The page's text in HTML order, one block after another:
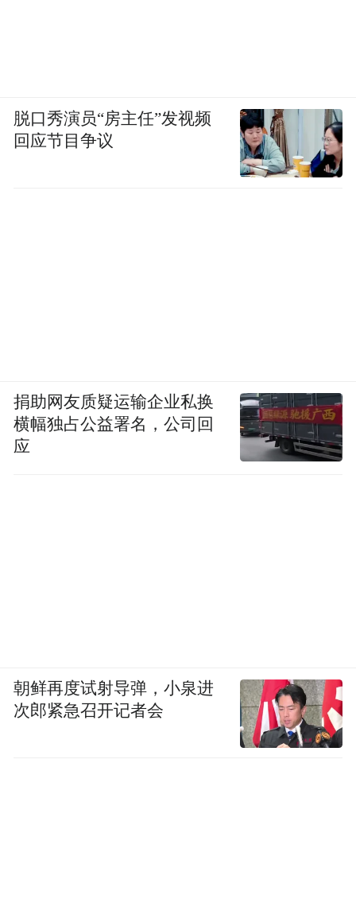
脱口秀演员“房主任”发视频
回应节目争议
捐助网友质疑运输企业私换
横幅独占公益署名，公司回
应
朝鲜再度试射导弹，小泉进
次郎紧急召开记者会